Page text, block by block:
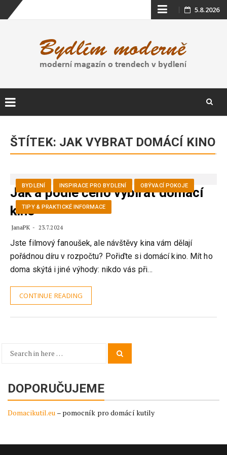
Skip
content
5.8.2026
contentŠTÍTEK: JAK VYBRAT DOMÁCÍ KINO
BYDLENÍ INSPIRACE PRO BYDLENÍ OBÝVACÍ POKOJE
TIPY & PRAKTICKÉ INFORMACE
Jak a podle čeho vybírat domácí
kino
JanaPK 23.7.2024
Jste filmový fanoušek, ale návštěvy kina vám dělají
pořádnou díru v rozpočtu? Pořiďte si domácí kino. Mít ho
doma skýtá i jiné výhody: nikdo vás při…
CONTINUE READING
Search
DOPORUČUJEME
Domacikutil.eu – pomocník pro domácí kutily